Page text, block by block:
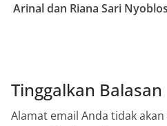
Arinal dan Riana Sari
Tinggalkan Balasan
Alamat email Anda tidak